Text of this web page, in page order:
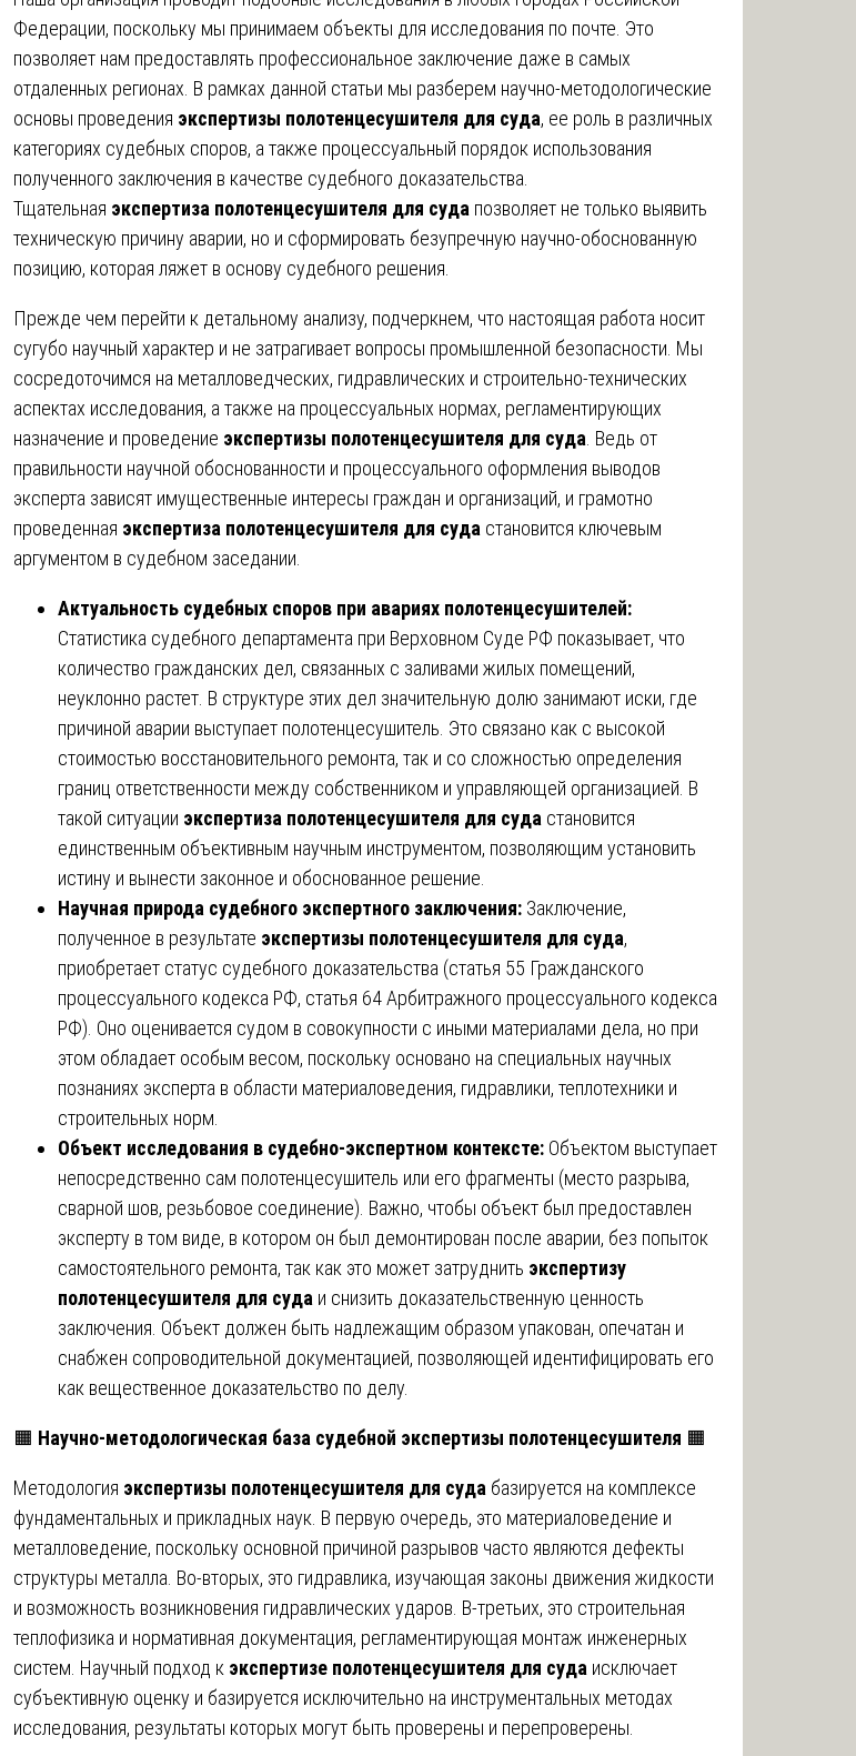
Федерации, поскольку мы принимаем объекты для исследования по почте. Это
позволяет нам предоставлять профессиональное заключение даже в самых
отдаленных регионах. В рамках данной статьи мы разберем научно-методологические
основы проведения экспертизы полотенцесушителя для суда, ее роль в различных
категориях судебных споров, а также процессуальный порядок использования
полученного заключения в качестве судебного доказательства.
Тщательная экспертиза полотенцесушителя для суда позволяет не только выявить
техническую причину аварии, но и сформировать безупречную научно-обоснованную
позицию, которая ляжет в основу судебного решения.
Прежде чем перейти к детальному анализу, подчеркнем, что настоящая работа носит
сугубо научный характер и не затрагивает вопросы промышленной безопасности. Мы
сосредоточимся на металловедческих, гидравлических и строительно-технических
аспектах исследования, а также на процессуальных нормах, регламентирующих
назначение и проведение экспертизы полотенцесушителя для суда . Ведь от
правильности научной обоснованности и процессуального оформления выводов
эксперта зависят имущественные интересы граждан и организаций, и грамотно
проведенная экспертиза полотенцесушителя для суда становится ключевым
аргументом в судебном заседании.
Актуальность судебных споров при авариях полотенцесушителей:
Статистика судебного департамента при Верховном Суде РФ показывает, что
количество гражданских дел, связанных с заливами жилых помещений,
неуклонно растет. В структуре этих дел значительную долю занимают иски, где
причиной аварии выступает полотенцесушитель. Это связано как с высокой
стоимостью восстановительного ремонта, так и со сложностью определения
границ ответственности между собственником и управляющей организацией. В
такой ситуации экспертиза полотенцесушителя для суда становится
единственным объективным научным инструментом, позволяющим установить
истину и вынести законное и обоснованное решение.
Научная природа судебного экспертного заключения: Заключение,
полученное в результате экспертизы полотенцесушителя для суда,
приобретает статус судебного доказательства (статья 55 Гражданского
процессуального кодекса РФ, статья 64 Арбитражного процессуального кодекса
РФ). Оно оценивается судом в совокупности с иными материалами дела, но при
этом обладает особым весом, поскольку основано на специальных научных
познаниях эксперта в области материаловедения, гидравлики, теплотехники и
строительных норм.
Объект исследования в судебно-экспертном контексте: Объектом выступает
непосредственно сам полотенцесушитель или его фрагменты (место разрыва,
сварной шов, резьбовое соединение). Важно, чтобы объект был предоставлен
эксперту в том виде, в котором он был демонтирован после аварии, без попыток
самостоятельного ремонта, так как это может затруднить экспертизу
полотенцесушителя для суда и снизить доказательственную ценность
заключения. Объект должен быть надлежащим образом упакован, опечатан и
снабжен сопроводительной документацией, позволяющей идентифицировать его
как вещественное доказательство по делу.
🟧 Научно-методологическая база судебной экспертизы полотенцесушителя 🟧
Методология экспертизы полотенцесушителя для суда базируется на комплексе
фундаментальных и прикладных наук. В первую очередь, это материаловедение и
металловедение, поскольку основной причиной разрывов часто являются дефекты
структуры металла. Во-вторых, это гидравлика, изучающая законы движения жидкости
и возможность возникновения гидравлических ударов. В-третьих, это строительная
теплофизика и нормативная документация, регламентирующая монтаж инженерных
систем. Научный подход к экспертизе полотенцесушителя для суда исключает
субъективную оценку и базируется исключительно на инструментальных методах
исследования, результаты которых могут быть проверены и перепроверены.